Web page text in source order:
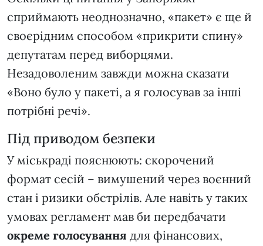
сприймають неоднозначно, «пакет» є ще й
своєрідним способом «прикрити спину»
депутатам перед виборцями.
Незадоволеним завжди можна сказати
«Воно було у пакеті, а я голосував за інші
потрібні речі».
Під приводом безпеки
У міськраді пояснюють: скорочений
формат сесій – вимушений через воєнний
стан і ризики обстрілів. Але навіть у таких
умовах регламент мав би передбачати
окреме голосування для фінансових,